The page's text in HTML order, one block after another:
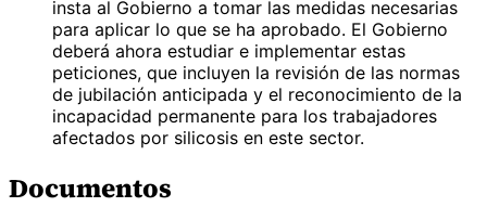
insta al Gobierno a tomar las medidas necesarias
para aplicar lo que se ha aprobado. El Gobierno
deberá ahora estudiar e implementar estas
peticiones, que incluyen la revisión de las normas
de jubilación anticipada y el reconocimiento de la
incapacidad permanente para los trabajadores
afectados por silicosis en este sector.
Documentos